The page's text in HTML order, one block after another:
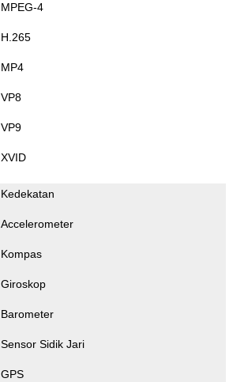
MPEG-4
H.265
MP4
VP8
VP9
XVID
Kedekatan
Accelerometer
Kompas
Giroskop
Barometer
Sensor Sidik Jari
GPS